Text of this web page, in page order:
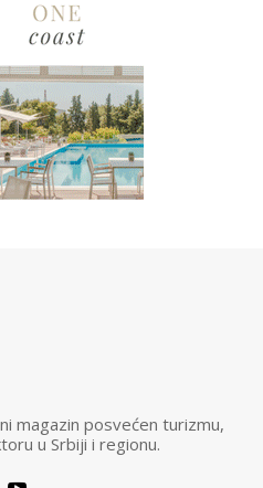
magazin posvećen turizmu,
u Srbiji i regionu.